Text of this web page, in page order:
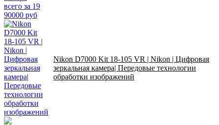
Nikon D7000 Kit 18-105 VR | Nikon | Цифровая
зеркальная камера| Передовые технологии
обработки изображений